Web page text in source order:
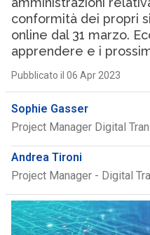
conformità dei propri
online dal 31 marzo.
apprendere e i
Pubblicato il 06 Apr 2023
Sophie Gasser
Project Manager Digital
Andrea Tironi
Project Manager - Digital